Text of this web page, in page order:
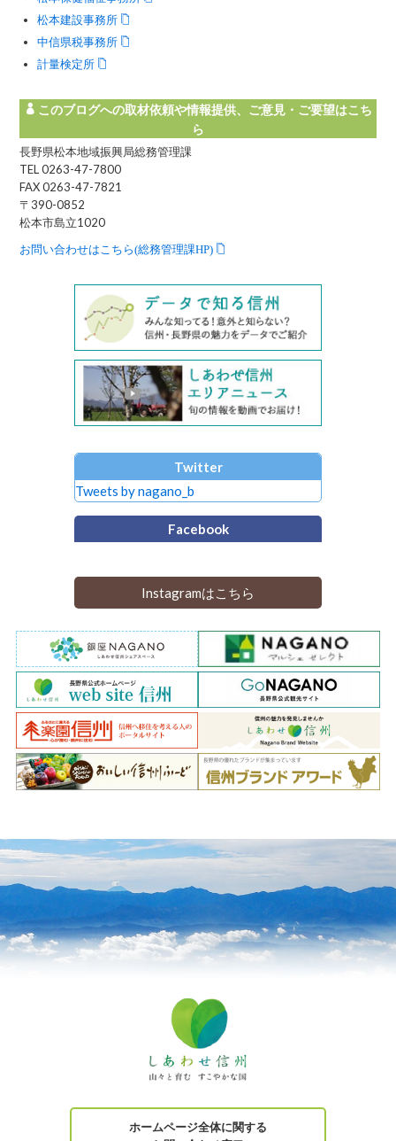
松本建設事務所
中信県税事務所
計量検定所
このブログへの取材依頼や情報提供、ご意見・ご要望はこち
ら
長野県松本地域振興局総務管理課
TEL 0263-47-7800
FAX 0263-47-7821
〒390-0852
松本市島立1020
お問い合わせはこちら(総務管理課HP)
Twitter
Tweets by nagano_b
Facebook
Instagramはこちら
ホームページ全体に関する